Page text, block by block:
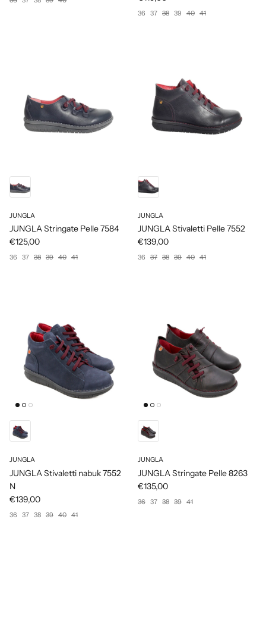
36 37 38 39 40 41
JUNGLA
JUNGLA Stringate Pelle 7584
€125,00
36 37 38 39 40 41
JUNGLA
JUNGLA Stivaletti Pelle 7552
€139,00
36 37 38 39 40 41
JUNGLA
JUNGLA Stivaletti nabuk 7552
N
€139,00
36 37 38 39 40 41
JUNGLA
JUNGLA Stringate Pelle 8263
€135,00
36 37 38 39 41